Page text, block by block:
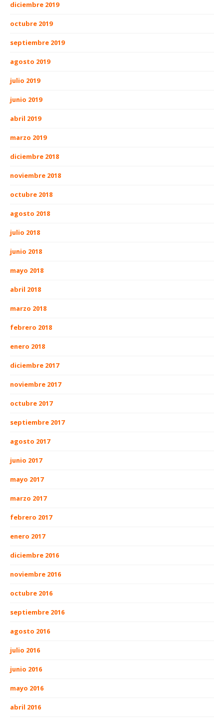
diciembre 2019
octubre 2019
septiembre 2019
agosto 2019
julio 2019
junio 2019
abril 2019
marzo 2019
diciembre 2018
noviembre 2018
octubre 2018
agosto 2018
julio 2018
junio 2018
mayo 2018
abril 2018
marzo 2018
febrero 2018
enero 2018
diciembre 2017
noviembre 2017
octubre 2017
septiembre 2017
agosto 2017
junio 2017
mayo 2017
marzo 2017
febrero 2017
enero 2017
diciembre 2016
noviembre 2016
octubre 2016
septiembre 2016
agosto 2016
julio 2016
junio 2016
mayo 2016
abril 2016